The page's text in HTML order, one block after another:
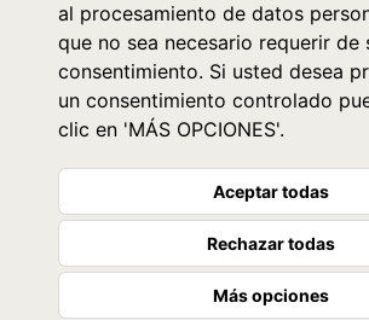
al procesamiento de datos
que no sea necesario requerir de
consentimiento. Si usted desea
un consentimiento controlado
clic en 'MÁS OPCIONES'.
Aceptar todas
Rechazar todas
Más opciones